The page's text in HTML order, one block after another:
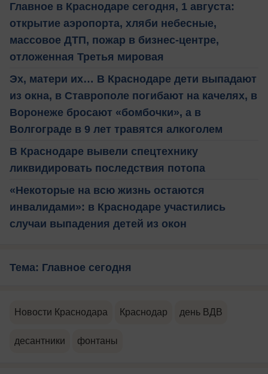
Главное в Краснодаре сегодня, 1 августа:
открытие аэропорта, хляби небесные,
массовое ДТП, пожар в бизнес-центре,
отложенная Третья мировая
Эх, матери их… В Краснодаре дети выпадают
из окна, в Ставрополе погибают на качелях, в
Воронеже бросают «бомбочки», а в
Волгограде в 9 лет травятся алкоголем
В Краснодаре вывели спецтехнику
ликвидировать последствия потопа
«Некоторые на всю жизнь остаются
инвалидами»: в Краснодаре участились
случаи выпадения детей из окон
Тема: Главное сегодня
Новости Краснодара Краснодар день ВДВ
десантники фонтаны